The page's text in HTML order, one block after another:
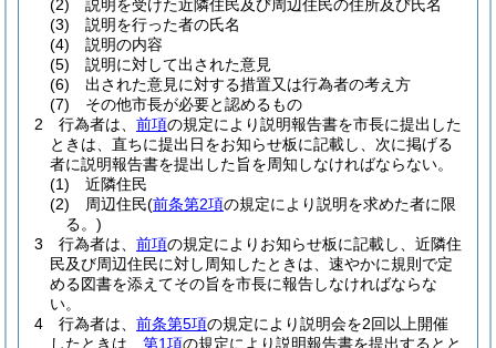
(2)
説明を受けた近隣住民及び周辺住民の住所及び氏名
(3)
説明を行った者の氏名
(4)
説明の内容
(5)
説明に対して出された意見
(6)
出された意見に対する措置又は行為者の考え方
(7)
その他市長が必要と認めるもの
2
行為者は、 前項の規定により説明報告書を市長に提出した
ときは、直ちに提出日をお知らせ板に記載し、次に掲げる
者に説明報告書を提出した旨を周知しなければならない。
(1)
近隣住民
(2)
周辺住民(前条第2項の規定により説明を求めた者に限
る。)
3
行為者は、 前項の規定によりお知らせ板に記載し、近隣住
民及び周辺住民に対し周知したときは、速やかに規則で定
める図書を添えてその旨を市長に報告しなければならな
い。
4
行為者は、 前条第5項の規定により説明会を2回以上開催
したときは、 第1項の規定により説明報告書を提出するとと